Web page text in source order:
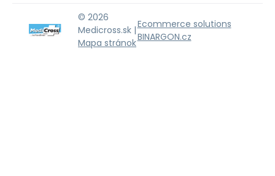
© 2026
Medicross.sk |
Mapa stránok
Ecommerce solutions
BINARGON.cz